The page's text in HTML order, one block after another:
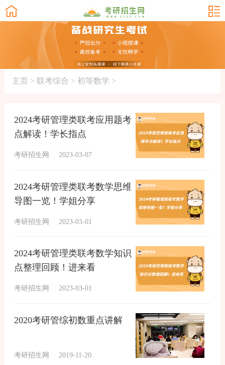
主页 > 联考综合 > 初等数学 >
2024考研管理类联考应用题考
点解读！学长指点
考研招生网 2023-03-07
2024考研管理类联考数学思维
导图一览！学姐分享
考研招生网 2023-03-01
2024考研管理类联考数学知识
点整理回顾！进来看
考研招生网 2023-03-01
2020考研管综初数重点讲解
考研招生网 2019-11-20